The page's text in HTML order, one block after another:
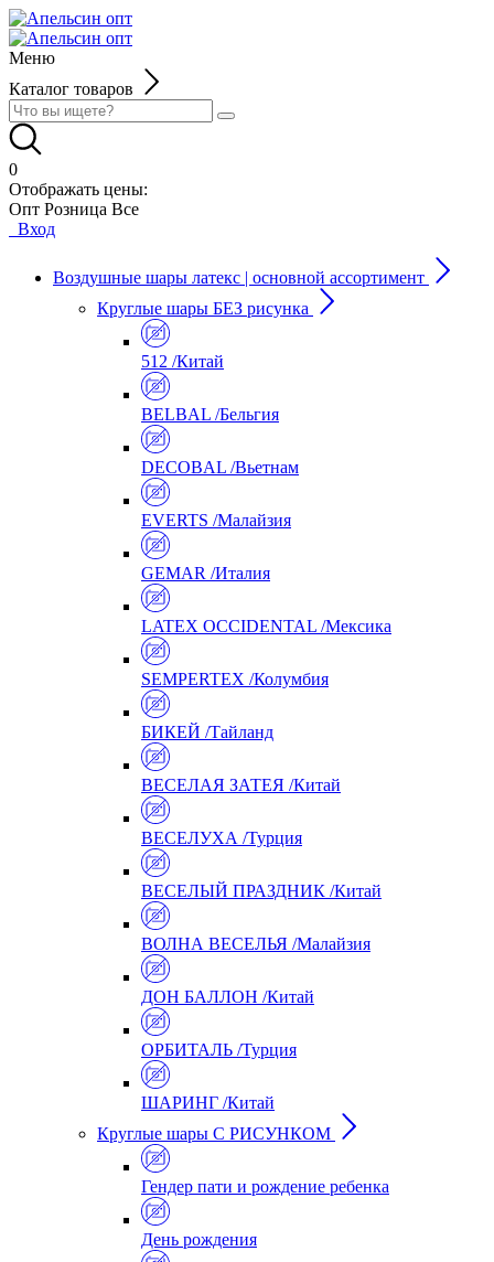
Меню
Каталог товаров
0
Отображать цены:
Опт Розница Все
Вход
Воздушные шары латекс | основной ассортимент
Круглые шары БЕЗ рисунка
512 /Китай
BELBAL /Бельгия
DECOBAL /Вьетнам
EVERTS /Малайзия
GEMAR /Италия
LATEX OCCIDENTAL /Мексика
SEMPERTEX /Колумбия
БИКЕЙ /Тайланд
ВЕСЕЛАЯ ЗАТЕЯ /Китай
ВЕСЕЛУХА /Турция
ВЕСЕЛЫЙ ПРАЗДНИК /Китай
ВОЛНА ВЕСЕЛЬЯ /Малайзия
ДОН БАЛЛОН /Китай
ОРБИТАЛЬ /Турция
ШАРИНГ /Китай
Круглые шары С РИСУНКОМ
Гендер пати и рождение ребенка
День рождения